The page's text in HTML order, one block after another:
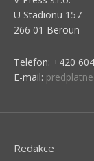
U Stadionu 157
266 01 Beroun
Telefon: +420
E-mail:
Redakce